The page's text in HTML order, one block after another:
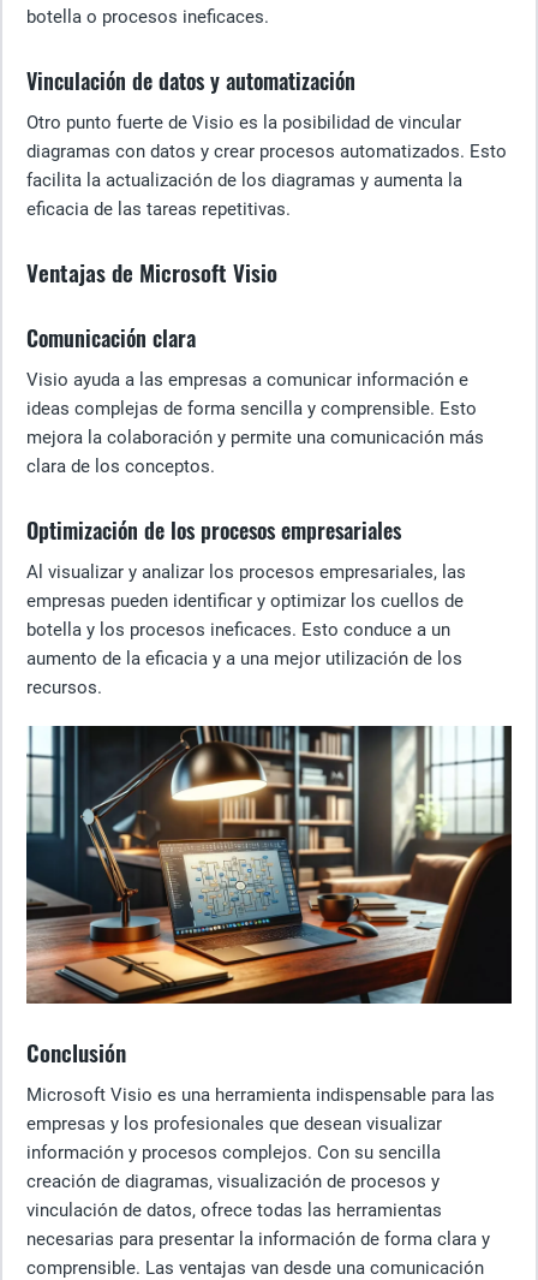
botella o procesos ineficaces.
Vinculación de datos y automatización
Otro punto fuerte de Visio es la posibilidad de vincular
diagramas con datos y crear procesos automatizados. Esto
facilita la actualización de los diagramas y aumenta la
eficacia de las tareas repetitivas.
Ventajas de Microsoft Visio
Comunicación clara
Visio ayuda a las empresas a comunicar información e
ideas complejas de forma sencilla y comprensible. Esto
mejora la colaboración y permite una comunicación más
clara de los conceptos.
Optimización de los procesos empresariales
Al visualizar y analizar los procesos empresariales, las
empresas pueden identificar y optimizar los cuellos de
botella y los procesos ineficaces. Esto conduce a un
aumento de la eficacia y a una mejor utilización de los
recursos.
Conclusión
Microsoft Visio es una herramienta indispensable para las
empresas y los profesionales que desean visualizar
información y procesos complejos. Con su sencilla
creación de diagramas, visualización de procesos y
vinculación de datos, ofrece todas las herramientas
necesarias para presentar la información de forma clara y
comprensible. Las ventajas van desde una comunicación